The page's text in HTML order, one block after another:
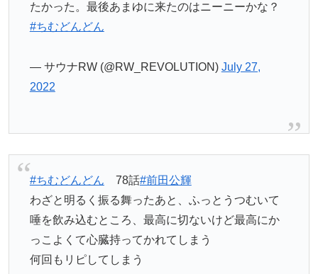
たかった。最後あまゆに来たのはニーニーかな？
#ちむどんどん
— サウナRW (@RW_REVOLUTION) July 27,
2022
#ちむどんどん 78話#前田公輝
わざと明るく振る舞ったあと、ふっとうつむいて
唾を飲み込むところ、最高に切ないけど最高にか
っこよくて心臓持ってかれてしまう
何回もリピしてしまう